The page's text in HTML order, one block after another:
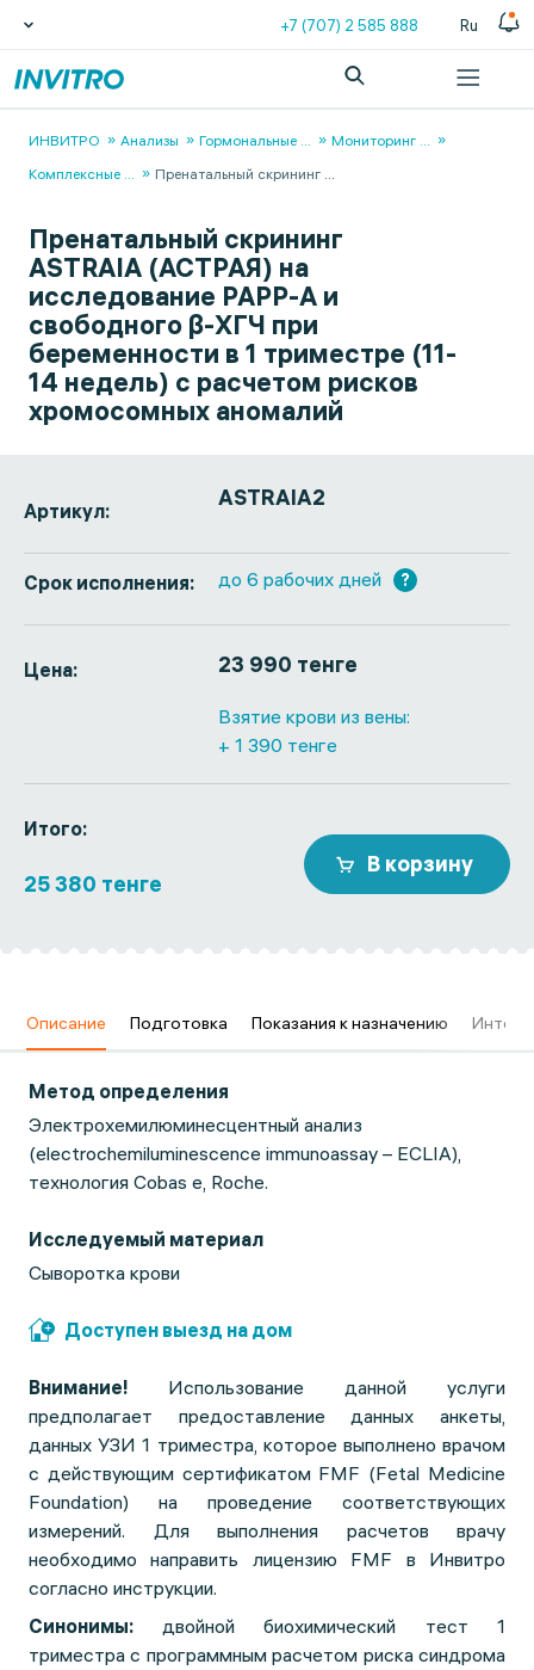
+7 (707) 2 585 888 Ru
ИНВИТРО Анализы Гормональные ... Мониторинг ...
Комплексные ... Пренатальный скрининг ...
Пренатальный скрининг
ASTRAIA (АСТРАЯ) на
исследование РАРР-А и
свободного β-ХГЧ при
беременности в 1 триместре (11-
14 недель) с расчетом рисков
хромосомных аномалий
Артикул: ASTRAIA2
Срок исполнения: до 6 рабочих дней ?
Цена: 23 990 тенге
Взятие крови из вены:
+ 1 390 тенге
Итого:
25 380 тенге
В корзину
Описание Подготовка Показания к назначению
Метод определения
Электрохемилюминесцентный анализ
(electrochemiluminescence immunoassay – ECLIA),
технология Cobas e, Roche.
Исследуемый материал
Сыворотка крови
Доступен выезд на дом
Внимание! Использование данной услуги
предполагает предоставление данных анкеты,
данных УЗИ 1 триместра, которое выполнено врачом
с действующим сертификатом FMF (Fetal Medicine
Foundation) на проведение соответствующих
измерений. Для выполнения расчетов врачу
необходимо направить лицензию FMF в Инвитро
согласно инструкции.
Синонимы: двойной биохимический тест 1
триместра с программным расчетом риска синдрома